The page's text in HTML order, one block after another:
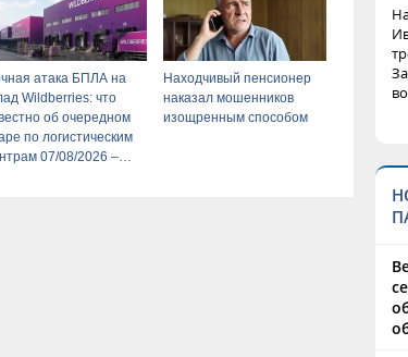
атака БПЛА на
Wildberries: что
об очередном
по логистическим
07/08/2026 –
Находчивый пенсионер
наказал мошенников
изощренным способом